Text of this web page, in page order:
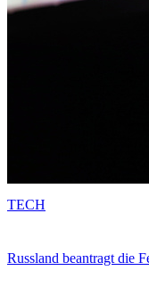
Russland beantragt die
TECH